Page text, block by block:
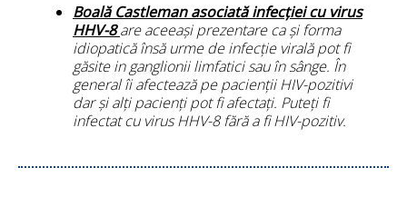
Boală Castleman asociată infecției cu virus
HHV-8are aceeași prezentare ca și forma
idiopatică însă urme de infecție virală pot fi
găsite in ganglionii limfatici sau în sânge. În
general îi afectează pe pacienții HIV-pozitivi
dar și alți pacienți pot fi afectați. Puteți fi
infectat cu virus HHV-8 fără a fi HIV-pozitiv.